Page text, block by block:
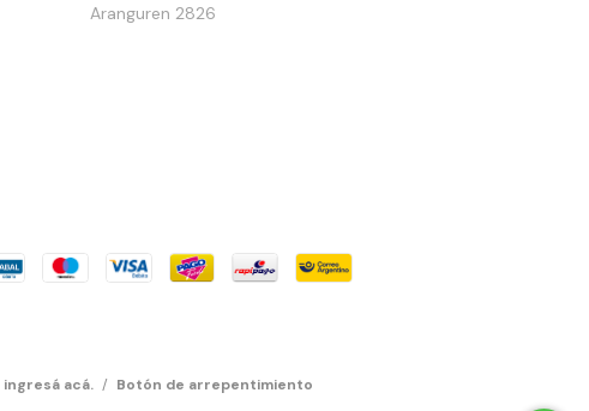
Aranguren 2826
ingresá acá. / Botón de arrepentimiento